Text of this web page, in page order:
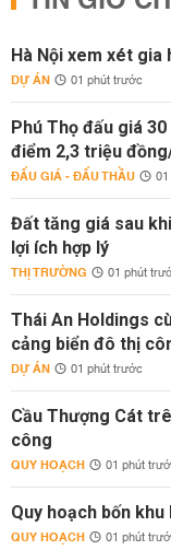
Hà Nội xem xét gia
DỰ ÁN 01 phút trước
Phú Thọ đấu giá
điểm 2,3 triệu
ĐẤU GIÁ - ĐẤU THẦU
Đất tăng giá sau
lợi ích hợp lý
THỊ TRƯỜNG 01 phút
Thái An Holdings
cảng biển đô thị
DỰ ÁN 01 phút trước
Cầu Thượng Cát
công
QUY HOẠCH 01 phút
Quy hoạch bốn khu
QUY HOẠCH 01 phút